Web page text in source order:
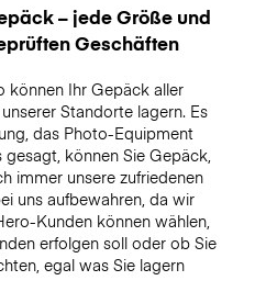
– jede Größe und
Geschäften
können Ihr Gepäck aller
Standorte lagern. Es
das Photo-Equipment
können Sie Gepäck,
immer unsere zufriedenen
uns aufbewahren, da wir
Kunden können wählen,
erfolgen soll oder ob Sie
egal was Sie lagern